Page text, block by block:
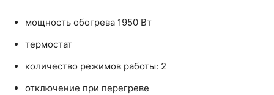
мощность обогрева 1950 Вт
термостат
количество режимов работы: 2
отключение при перегреве